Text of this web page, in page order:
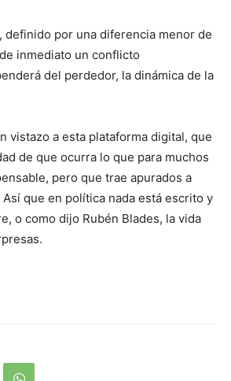
definido por una diferencia menor de
inmediato un conflicto
del perdedor, la dinámica de la
vistazo a esta plataforma digital, que
de que ocurra lo que para muchos
pero que trae apurados a
que en política nada está escrito y
o como dijo Rubén Blades, la vida